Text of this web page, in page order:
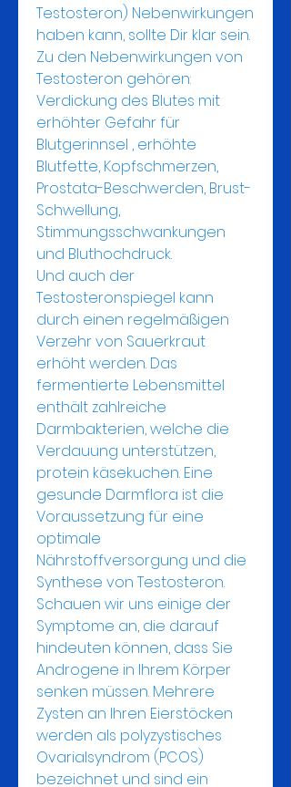
Testosteron) Nebenwirkungen
haben kann, sollte Dir klar sein.
Zu den Nebenwirkungen von
Testosteron gehören:
Verdickung des Blutes mit
erhöhter Gefahr für
Blutgerinnsel , erhöhte
Blutfette, Kopfschmerzen,
Prostata-Beschwerden, Brust-
Schwellung,
Stimmungsschwankungen
und Bluthochdruck.
Und auch der
Testosteronspiegel kann
durch einen regelmäßigen
Verzehr von Sauerkraut
erhöht werden. Das
fermentierte Lebensmittel
enthält zahlreiche
Darmbakterien, welche die
Verdauung unterstützen,
protein käsekuchen. Eine
gesunde Darmflora ist die
Voraussetzung für eine
optimale
Nährstoffversorgung und die
Synthese von Testosteron.
Schauen wir uns einige der
Symptome an, die darauf
hindeuten können, dass Sie
Androgene in Ihrem Körper
senken müssen. Mehrere
Zysten an Ihren Eierstöcken
werden als polyzystisches
Ovarialsyndrom (PCOS)
bezeichnet und sind ein